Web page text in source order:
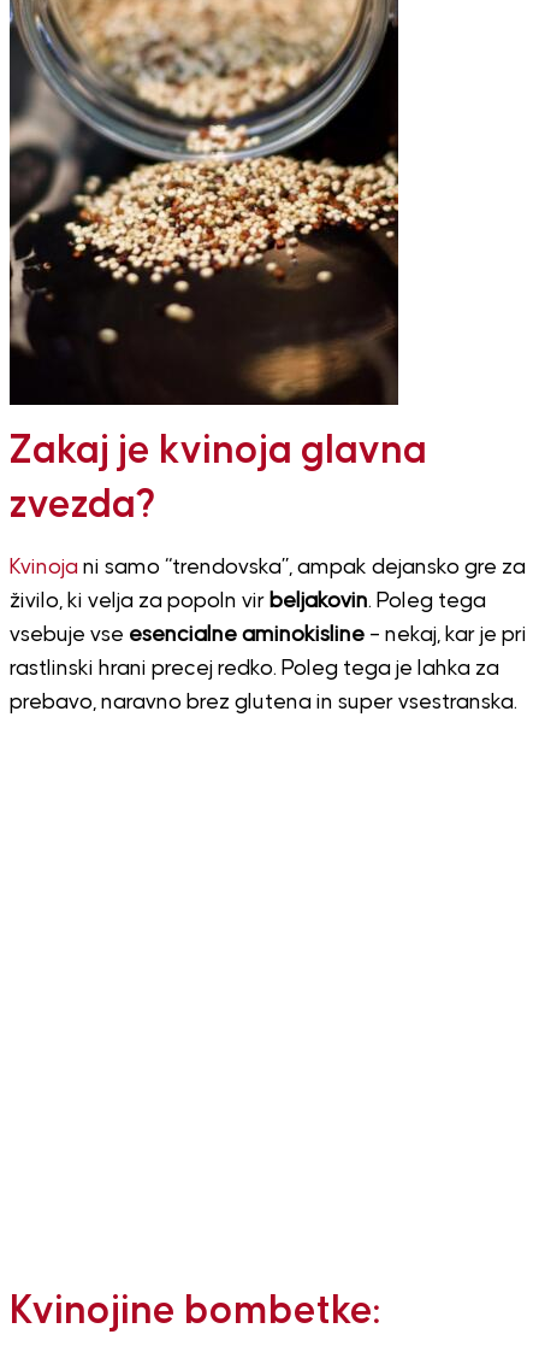
Zakaj je kvinoja glavna
zvezda?
Kvinojani samo “trendovska”, ampak dejansko gre za
živilo, ki velja za popoln virbeljakovin. Poleg tega
vsebuje vse esencialne aminokisline– nekaj, kar je pri
rastlinski hrani precej redko. Poleg tega je lahka za
prebavo, naravno brez glutena in super vsestranska.
Kvinojine bombetke: